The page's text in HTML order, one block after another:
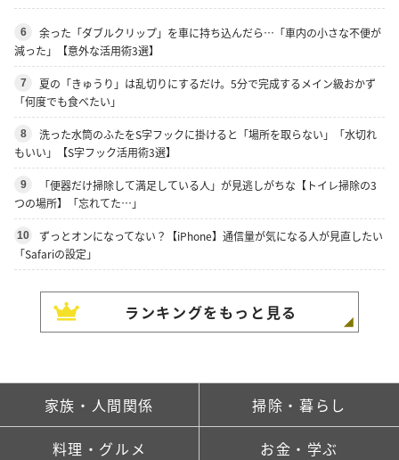
6
余った「ダブルクリップ」を車に持ち込んだら…「車内の小さな不便が
減った」【意外な活用術3選】
7
夏の「きゅうり」は乱切りにするだけ。5分で完成するメイン級おかず
「何度でも食べたい」
8
洗った水筒のふたをS字フックに掛けると「場所を取らない」「水切れ
もいい」【S字フック活用術3選】
9
「便器だけ掃除して満足している人」が見逃しがちな【トイレ掃除の3
つの場所】「忘れてた…」
10
ずっとオンになってない？【iPhone】通信量が気になる人が見直したい
「Safariの設定」
ランキングをもっと見る
家族・人間関係 掃除・暮らし
料理・グルメ お金・学ぶ